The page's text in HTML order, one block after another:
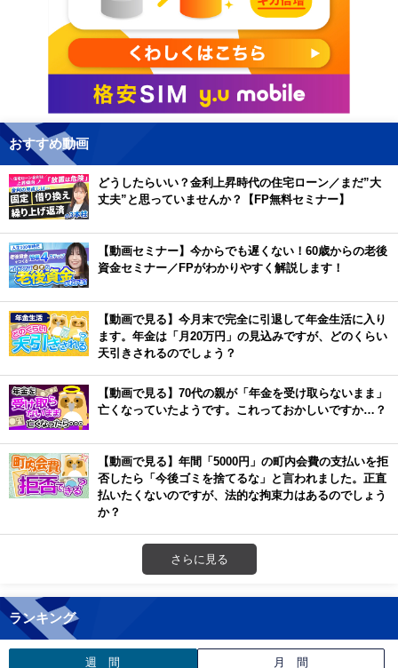
おすすめ動画
どうしたらいい？金利上昇時代の住宅ローン／まだ”大
丈夫”と思っていませんか？【FP無料セミナー】
【動画セミナー】今からでも遅くない！60歳からの老後
資金セミナー／FPがわかりやすく解説します！
【動画で見る】今月末で完全に引退して年金生活に入り
ます。年金は「月20万円」の見込みですが、どのくらい
天引きされるのでしょう？
【動画で見る】70代の親が「年金を受け取らないまま」
亡くなっていたようです。これっておかしいですか…？
【動画で見る】年間「5000円」の町内会費の支払いを拒
否したら「今後ゴミを捨てるな」と言われました。正直
払いたくないのですが、法的な拘束力はあるのでしょう
か？
さらに見る
ランキング
週 間 月 間